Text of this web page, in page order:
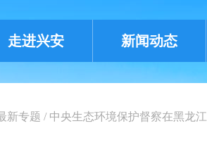
走进兴安 新闻动态
新专题 / 中央生态环境保护督察在黑龙江